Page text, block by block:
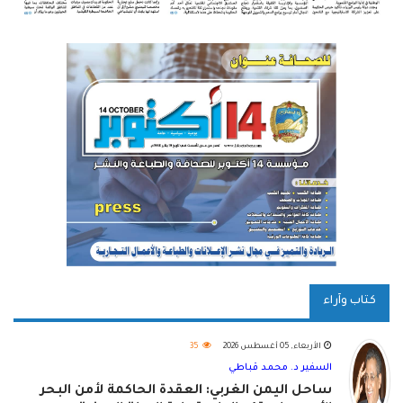
كتاب وآراء
الأربعاء, 05 أغسطس 2026 35
السفير د. محمد قباطي
ساحل اليمن الغربي: العقدة الحاكمة لأمن البحر